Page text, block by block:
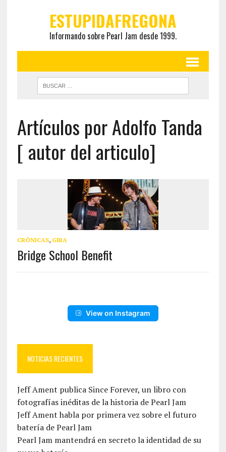
ESTUPIDAFREGONA
Informando sobre Pearl Jam desde 1999.
Artículos por Adolfo Tanda
[ autor del articulo]
CRÓNICAS, GIRA
Bridge School Benefit
View on Instagram
NOTICIAS RECIENTES
Jeff Ament publica Since Forever, un libro con
fotografías inéditas de la historia de Pearl Jam
Jeff Ament habla por primera vez sobre el futuro
batería de Pearl Jam
Pearl Jam mantendrá en secreto la identidad de su